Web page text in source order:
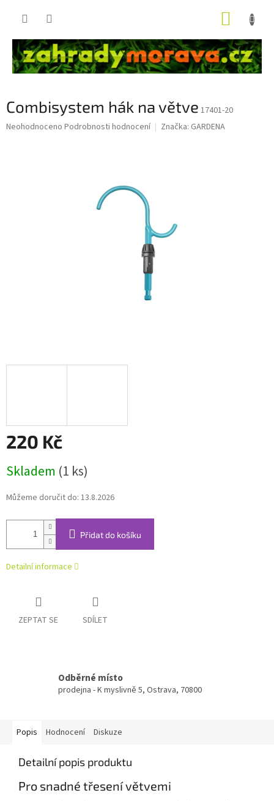
Combisystem hák na větve 17401-20
Průměrné
Neohodnoceno Podrobnosti hodnocení Značka: GARDENA
220 Kč
cena:
Skladem (1 ks)
Můžeme doručit do: 13.8.2026
Přidat do košíku
Detailní informace
ZEPTAT SE SDÍLET
Odběrné místo
prodejna - K myslivně 5, Ostrava, 70800
Popis Hodnocení Diskuze
Detailní popis produktu
Pro snadné třesení větvemi